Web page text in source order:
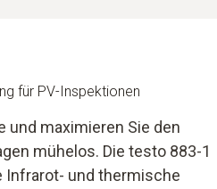
für PV-Inspektionen
und maximieren Sie den
mühelos. Die testo 883-1
Infrarot- und thermische